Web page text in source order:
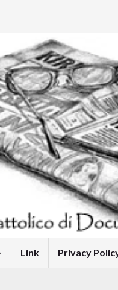
Link Privacy